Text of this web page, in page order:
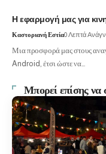
Η εφαρμογή μας για
Καστοριανή Εστία0 Λεπτά
Μια προσφορά μας στους
Android, έτσι ώστε να…
Μπορεί επίσης να